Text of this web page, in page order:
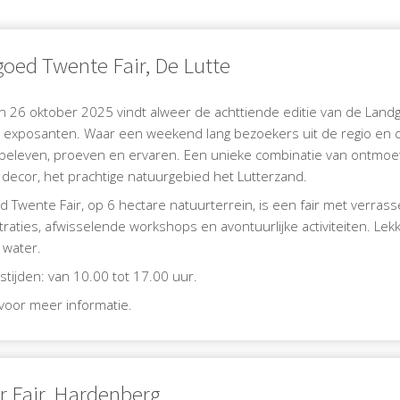
Twente Fair, De Lutte
26 oktober 2025 vindt alweer de achttiende editie van de
exposanten. Waar een weekend lang bezoekers uit de regio en
proeven en ervaren. Een unieke combinatie van
het prachtige natuurgebied het Lutterzand.
Twente Fair, op 6 hectare natuurterrein, is een fair met
afwisselende workshops en avontuurlijke activiteiten.
van 10.00 tot 17.00 uur.
meer informatie.
Fair, Hardenberg